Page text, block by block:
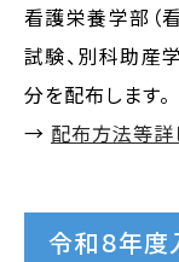
看護栄養学部（
試験、別科助産
分を配布します。
→ 配布方法等詳
令和８年